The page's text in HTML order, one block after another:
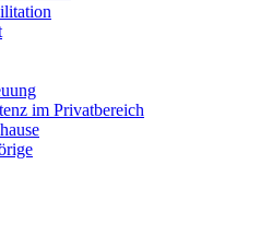
im Privatbereich